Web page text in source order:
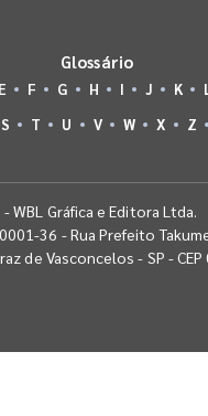
Glossário
E F G H I J K
S T U V W X Z
WBL Gráfica e Editora Ltda.
36 - Rua Prefeito
de Vasconcelos - SP -